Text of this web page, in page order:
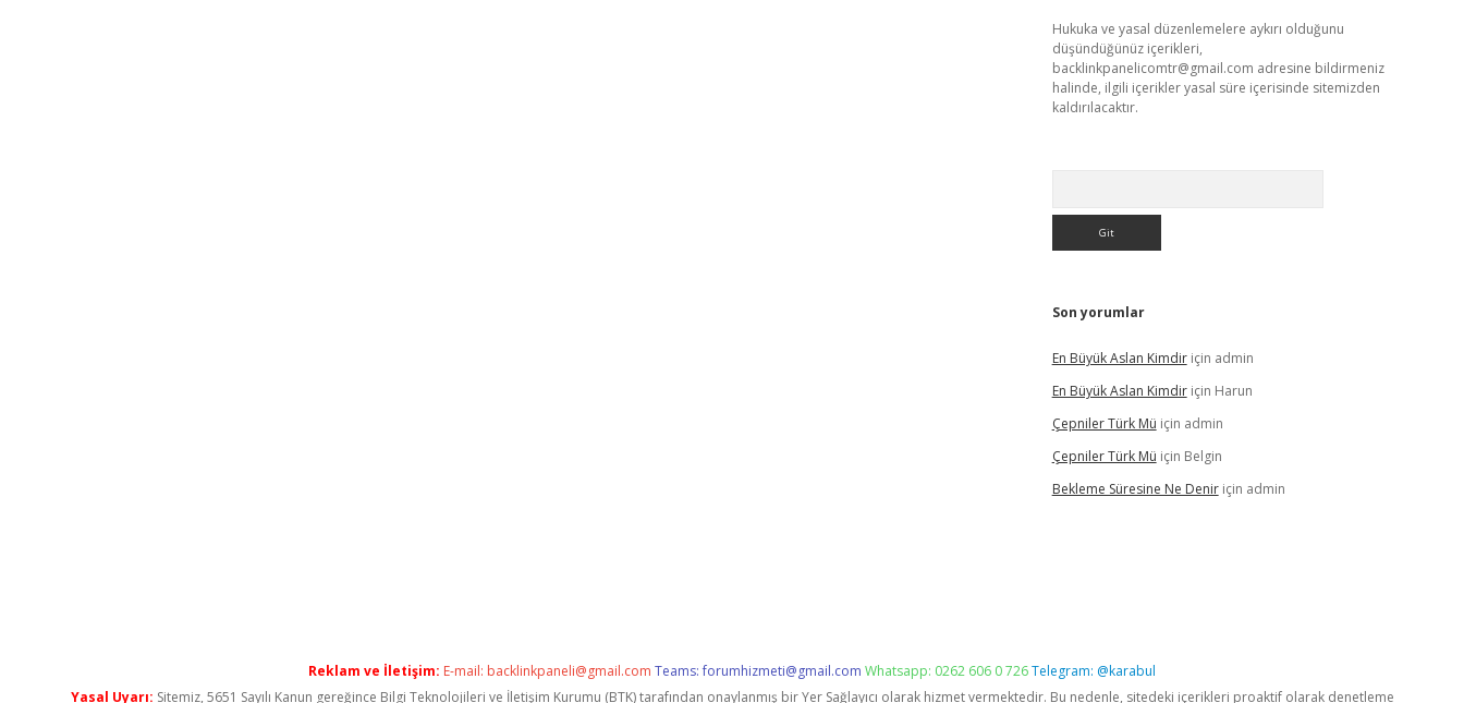
Hukuka ve yasal düzenlemelere aykırı olduğunu
düşündüğünüz içerikleri,
backlinkpanelicomtr@gmail.com adresine bildirmeniz
halinde, ilgili içerikler yasal süre içerisinde sitemizden
kaldırılacaktır.
Son yorumlar
En Büyük Aslan Kimdiriçin admin
En Büyük Aslan Kimdiriçin Harun
Çepniler Türk Mü için admin
Çepniler Türk Mü için Belgin
Bekleme Süresine Ne Deniriçin admin
Reklam ve İletişim: E-mail: backlinkpaneli@gmail.com Teams:forumhizmeti@gmail.com Whatsapp: 0262 606 0 726Telegram: @karabul
Yasal Uyarı: Sitemiz, 5651 Sayılı Kanun gereğince Bilgi Teknolojileri ve İletişim Kurumu (BTK) tarafından onaylanmış bir Yer Sağlayıcı olarak hizmet vermektedir. Bu nedenle, sitedeki içerikleri proaktif olarak denetleme